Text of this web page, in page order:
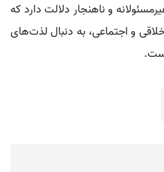
و ناهنجار دلالت دارد که
و اجتماعی، به دنبال لذت‌های